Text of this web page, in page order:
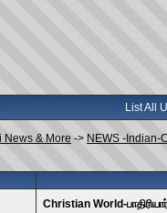
List All
News & More -> NEWS -Indian-
Christian World-